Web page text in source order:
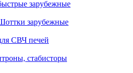
зарубежные
зарубежные
СВЧ печей
стабисторы